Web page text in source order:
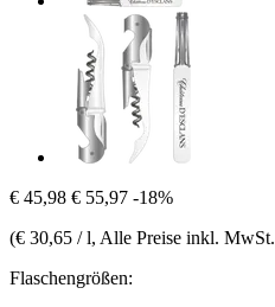
€ 45,98 € 55,97 -18%
(€ 30,65 / l, Alle Preise inkl. MwSt.
Flaschengrößen: